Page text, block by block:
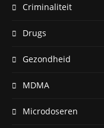
Criminaliteit
Drugs
Gezondheid
MDMA
Microdoseren